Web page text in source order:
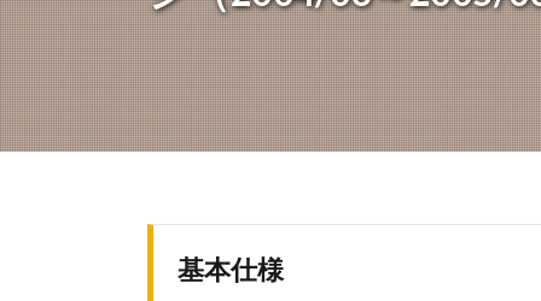
基本仕様